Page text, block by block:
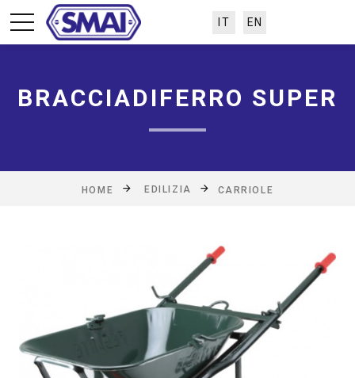
IT EN
BRACCIADIFERRO SUPER
HOME EDILIZIA CARRIOLE